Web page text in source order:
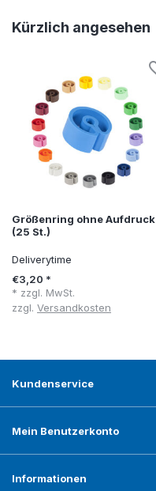
Kürzlich angesehen
Größenring ohne Aufdruck
(25 St.)
Deliverytime
€3,20 *
* zzgl. MwSt.
zzgl. Versandkosten
Kundenservice
Mein Benutzerkonto
Informationen